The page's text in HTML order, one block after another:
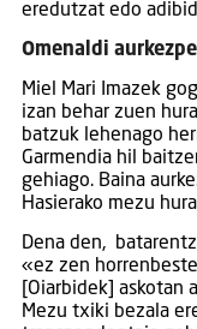
eredutzat edo
Omenaldi
Miel Mari Imazek
izan behar zuen
batzuk lehenago
Garmendia hil
gehiago. Baina
Hasierako mezu
Dena den,
«ez zen
[Oiarbidek] askotan
Mezu txiki bezala